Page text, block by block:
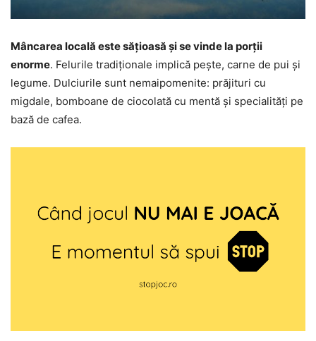
Mâncarea locală este sățioasă și se vinde la porții
enorme. Felurile tradiționale implică pește, carne de pui și
legume. Dulciurile sunt nemaipomenite: prăjituri cu
migdale, bomboane de ciocolată cu mentă și specialități pe
bază de cafea.